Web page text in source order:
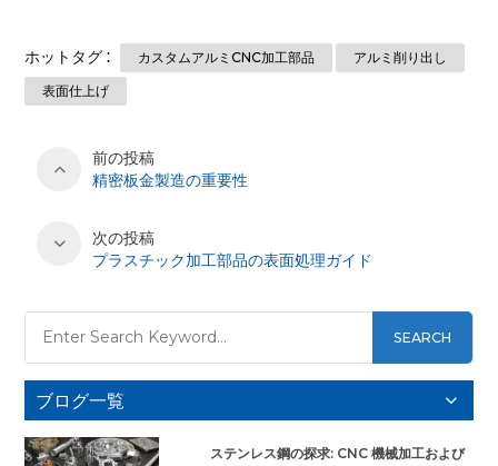
ホットタグ : カスタムアルミCNC加工部品
アルミ削り出し
表面仕上げ
前の投稿
精密板金製造の重要性
次の投稿
プラスチック加工部品の表面処理ガイド
SEARCH
ブログ一覧
ステンレス鋼の探求: CNC 機械加工および